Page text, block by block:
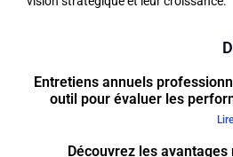
Entretiens annuels
outil pour évaluer les
Découvrez les avantages